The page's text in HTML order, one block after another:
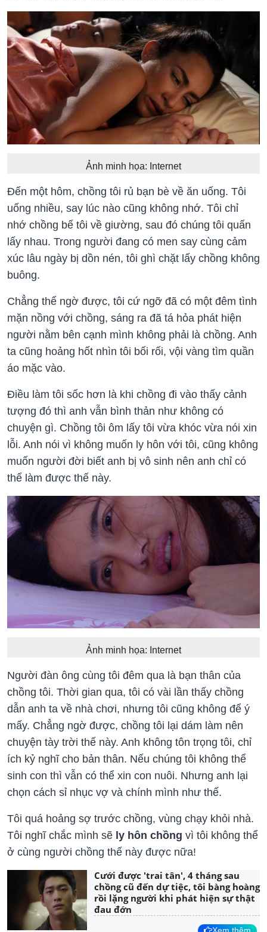
Ảnh minh họa: Internet
Đến một hôm, chồng tôi rủ bạn bè về ăn uống. Tôi
uống nhiều, say lúc nào cũng không nhớ. Tôi chỉ
nhớ chồng bế tôi về giường, sau đó chúng tôi quấn
lấy nhau. Trong người đang có men say cùng cảm
xúc lâu ngày bị dồn nén, tôi ghì chặt lấy chồng không
buông.
Chẳng thể ngờ được, tôi cứ ngỡ đã có một đêm tình
mặn nồng với chồng, sáng ra đã tá hỏa phát hiện
người nằm bên cạnh mình không phải là chồng. Anh
ta cũng hoảng hốt nhìn tôi bối rối, vội vàng tìm quần
áo mặc vào.
Điều làm tôi sốc hơn là khi chồng đi vào thấy cảnh
tượng đó thì anh vẫn bình thản như không có
chuyện gì. Chồng tôi ôm lấy tôi vừa khóc vừa nói xin
lỗi. Anh nói vì không muốn ly hôn với tôi, cũng không
muốn người đời biết anh bị vô sinh nên anh chỉ có
thể làm được thế này.
Ảnh minh họa: Internet
Người đàn ông cùng tôi đêm qua là bạn thân của
chồng tôi. Thời gian qua, tôi có vài lần thấy chồng
dẫn anh ta về nhà chơi, nhưng tôi cũng không để ý
mấy. Chẳng ngờ được, chồng tôi lại dám làm nên
chuyện tày trời thế này. Anh không tôn trọng tôi, chỉ
ích kỷ nghĩ cho bản thân. Nếu chúng tôi không thể
sinh con thì vẫn có thể xin con nuôi. Nhưng anh lại
chọn cách sỉ nhục vợ và chính mình như thế.
Tôi quá hoảng sợ trước chồng, vùng chạy khỏi nhà.
Tôi nghĩ chắc mình sẽ ly hôn chồng vì tôi không thể
ở cùng người chồng thế này được nữa!
Cưới được 'trai tân', 4 tháng sau
chồng cũ đến dự tiệc, tôi bàng hoàng
rồi lặng người khi phát hiện sự thật
đau đớn